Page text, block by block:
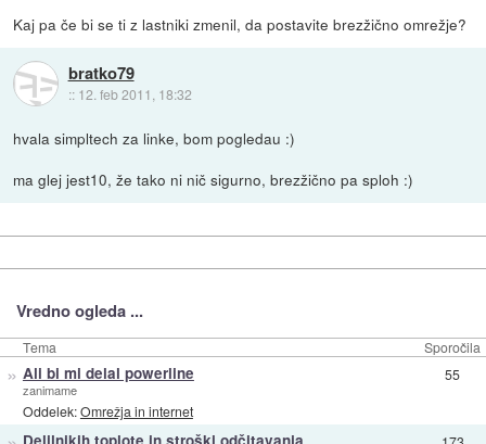
Kaj pa če bi se ti z lastniki zmenil, da postavite brezžično omrežje?
bratko79
:: 12. feb 2011, 18:32
hvala simpltech za linke, bom pogledau :)
ma glej jest10, že tako ni nič sigurno, brezžično pa sploh :)
Vredno ogleda ...
Tema Sporočila
» Ali bi mi delal powerline
zanimame
Oddelek:Omrežja in internet
55